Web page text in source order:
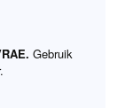
Gebruik